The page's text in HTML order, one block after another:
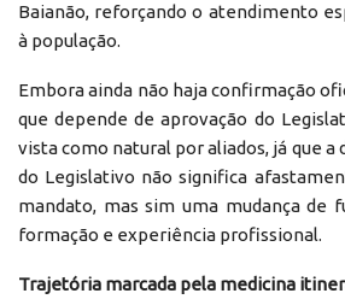
Baianão, reforçando o atendimento
à população.
Embora ainda não haja confirmação
que depende de aprovação do
vista como natural por aliados, já que a
do Legislativo não significa
mandato, mas sim uma mudança de
formação e experiência profissional.
Trajetória marcada pela medicina